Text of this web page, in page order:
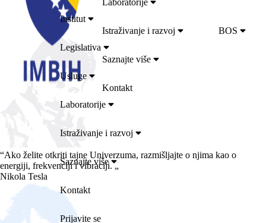
Laboratorije
Istraživanje i razvoj
Saznajte više
Kontakt
BOS
“Ako želite otkriti tajne Univerzuma, razmišljajte o njima kao o
energiji, frekvenciji i vibraciji. „
Nikola Tesla
Institut
Legislativa
Usluge
Laboratorije
Istraživanje i razvoj
Saznajte više
Kontakt
Prijavite se